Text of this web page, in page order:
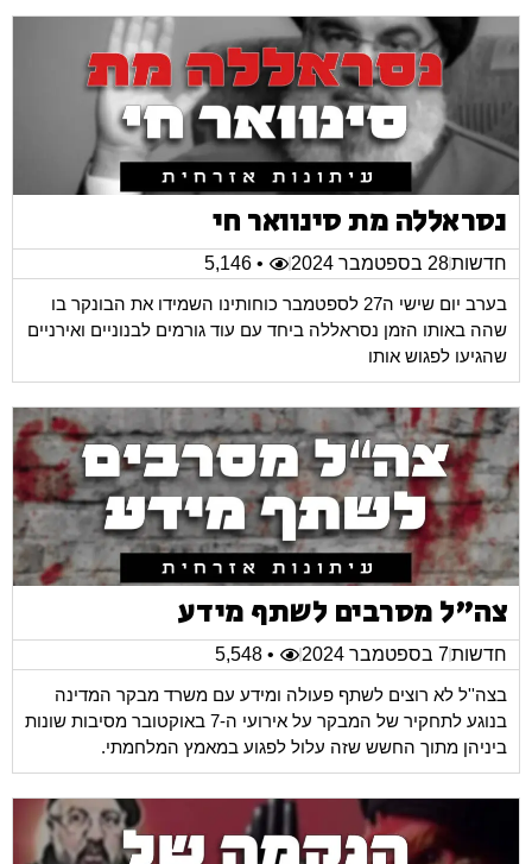
נסראללה מת סינוואר חי
חדשות28 בספטמבר 2024
• 5,146
בערב יום שישי ה27 לספטמבר כוחותינו השמידו את הבונקר בו
שהה באותו הזמן נסראללה ביחד עם עוד גורמים לבנוניים ואירניים
שהגיעו לפגוש אותו
צה"ל מסרבים לשתף מידע
חדשות7 בספטמבר 2024
• 5,548
בצה''ל לא רוצים לשתף פעולה ומידע עם משרד מבקר המדינה
בנוגע לתחקיר של המבקר על אירועי ה-7 באוקטובר מסיבות שונות
ביניהן מתוך החשש שזה עלול לפגוע במאמץ המלחמתי.